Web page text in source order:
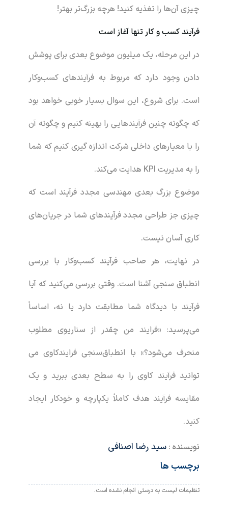
چیزی آن‌ها را تغذیه کنید! هرچه بزرگ‌تر بهتر!
فرآیند کسب و کار تنها آغاز است
در این مرحله، یک میلیون موضوع بعدی برای پوشش
دادن وجود دارد که مربوط به فرآیندهای کسب‌وکار
است. برای شروع، این سوال بسیار خوبی خواهد بود
که چگونه چنین فرآیندهایی را بهینه کنیم و چگونه آن
را با معیارهای داخلی شرکت اندازه گیری کنیم که شما
را به مدیریت KPI هدایت می‌کند.
موضوع بزرگ بعدی مهندسی مجدد فرآیند است که
چیزی جز طراحی مجدد فرآیندهای شما در جریان‌های
کاری آسان نیست.
در نهایت، هر صاحب فرآیند کسب‌وکار با بررسی
انطباق سنجی آشنا است. وقتی بررسی می‌کنید که آیا
فرآیند با دیدگاه شما مطابقت دارد یا نه، اساساً
می‌پرسید: «فرایند من چقدر از سناریوی مطلوب
منحرف می‌شود؟» با انطباق‌سنجی فرایندکاوی می
توانید فرآیند کاوی را به سطح بعدی ببرید و یک
مقایسه فرآیند هدف کاملاً یکپارچه و خودکار ایجاد
کنید.
نویسنده : سید رضا اصنافی
برچسب ها
تنظیمات لیست به درستی انجام نشده است.